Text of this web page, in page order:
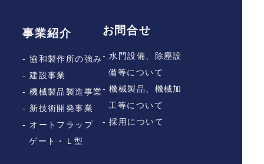
事業紹介
- 協和製作所の強み
- 建設事業
- 機械製品製造事業
- 新技術開発事業
- オートフラップ
ゲート・Ｌ型
お問合せ
- 水門設備、除塵設
備等について
- 機械製品、機械加
工等について
- 採用について